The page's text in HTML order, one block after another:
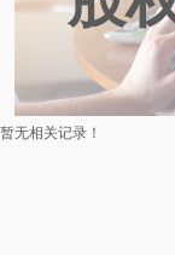
暂无相关记录！